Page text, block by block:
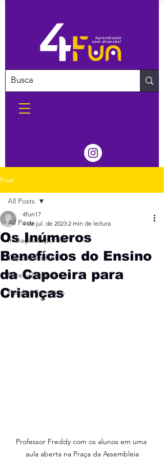
Post
All Posts
Iniciação Esportiva
Capoeira Infantil
Futebol Infantil
Futebol Feminino
All Posts
Os Inúmeros
Benefícios do Ensino
da Capoeira para
Crianças
4fun17
4 de jul. de 2023 2 min de leitura
Professor Freddy com os alunos em uma
aula aberta na Praça da Assembleia